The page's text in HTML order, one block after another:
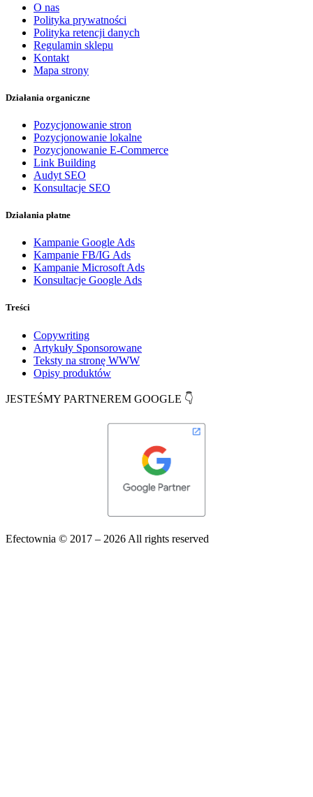
O nas
Polityka prywatności
Polityka retencji danych
Regulamin sklepu
Kontakt
Mapa strony
Działania organiczne
Pozycjonowanie stron
Pozycjonowanie lokalne
Pozycjonowanie E-Commerce
Link Building
Audyt SEO
Konsultacje SEO
Działania płatne
Kampanie Google Ads
Kampanie FB/IG Ads
Kampanie Microsoft Ads
Konsultacje Google Ads
Treści
Copywriting
Artykuły Sponsorowane
Teksty na stronę WWW
Opisy produktów
JESTEŚMY PARTNEREM GOOGLE 👇
Efectownia © 2017 – 2026 All rights reserved